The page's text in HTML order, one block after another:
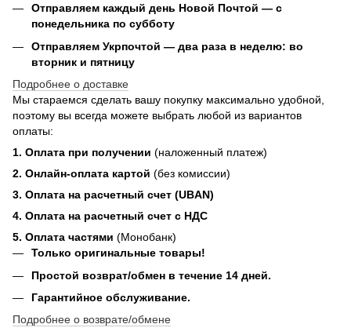
Отправляем каждый день Новой Почтой — с
понедельника по субботу
Отправляем Укрпочтой — два раза в неделю: во
вторник и пятницу
Подробнее о доставке
Мы стараемся сделать вашу покупку максимально удобной,
поэтому вы всегда можете выбрать любой из вариантов
оплаты:
1. Оплата при получении (наложенный платеж)
2. Онлайн-оплата картой (без комиссии)
3. Оплата на расчетный счет (UBAN)
4. Оплата на расчетный счет с НДС
5. Оплата частями (Монобанк)
Только оригинальные товары!
Простой возврат/обмен в течение 14 дней.
Гарантийное обслуживание.
Подробнее о возврате/обмене